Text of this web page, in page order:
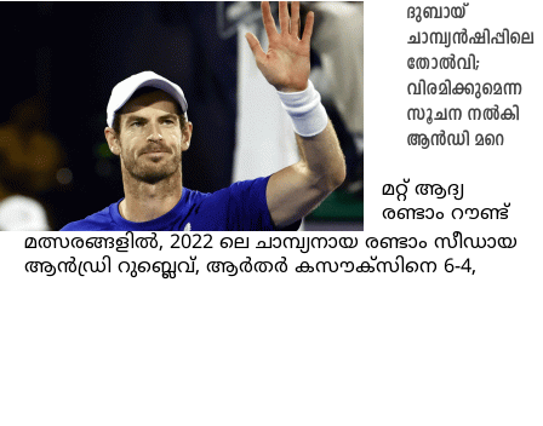
ദുബായ്
ചാമ്പ്യൻഷിപ്പിലെ
തോൽവി;
വിരമിക്കുമെന്ന
സൂചന നൽകി
ആൻഡി മറെ
മറ്റ് ആദ്യ
രണ്ടാം റൗണ്ട്
മത്സരങ്ങളിൽ, 2022 ലെ ചാമ്പ്യനായ രണ്ടാം സീഡായ
ആൻഡ്രി റുബ്ലെവ്, ആർതർ കസൗക്‌സിനെ 6-4,